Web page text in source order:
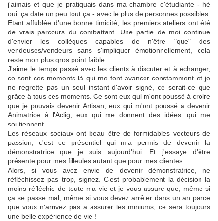
j'aimais et que je pratiquais dans ma chambre d'étudiante - hé
oui, ça date un peu tout ça - avec le plus de personnes possibles.
Etant affublée d'une bonne timidité, les premiers ateliers ont été
de vrais parcours du combattant. Une partie de moi continue
d'envier les collègues capables de n'être "que" des
vendeuses/vendeurs sans s'impliquer émotionnellement, cela
reste mon plus gros point faible.
J'aime le temps passé avec les clients à discuter et à échanger,
ce sont ces moments là qui me font avancer constamment et je
ne regrette pas un seul instant d'avoir signé, ce serait-ce que
grâce à tous ces moments. Ce sont eux qui m'ont poussé à croire
que je pouvais devenir Artisan, eux qui m'ont poussé à devenir
Animatrice à l'Aclig, eux qui me donnent des idées, qui me
soutiennent...
Les réseaux sociaux ont beau être de formidables vecteurs de
passion, c'est ce présentiel qui m'a permis de devenir la
démonstratrice que je suis aujourd'hui. Et j'essaye d'être
présente pour mes filleules autant que pour mes clientes.
Alors, si vous avez envie de devenir démonstratrice, ne
réfléchissez pas trop, signez. C'est probablement la décision la
moins réfléchie de toute ma vie et je vous assure que, même si
ça se passe mal, même si vous devez arrêter dans un an parce
que vous n'arrivez pas à assurer les miniums, ce sera toujours
une belle expérience de vie !